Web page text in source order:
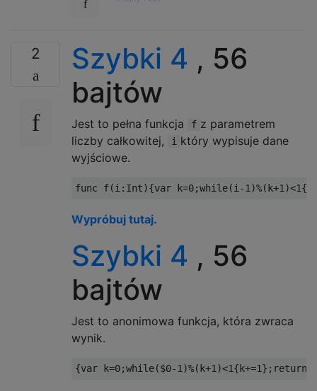
2 Szybki 4 , 56
bajtów
Jest to pełna funkcja f z parametrem
liczby całkowitej,
i który wypisuje dane
wyjściowe.
func f(i : Int){var k=0;while(i -1 )%( k+1 )<1{
Wypróbuj tutaj.
Szybki 4 , 56
bajtów
Jest to anonimowa funkcja, która zwraca
wynik.
{var k=0;while($0-1 )%( k+1 )<1{ k+=1}; return